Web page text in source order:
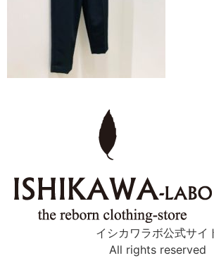
イシカワラボ公式サイ
All rights reserved